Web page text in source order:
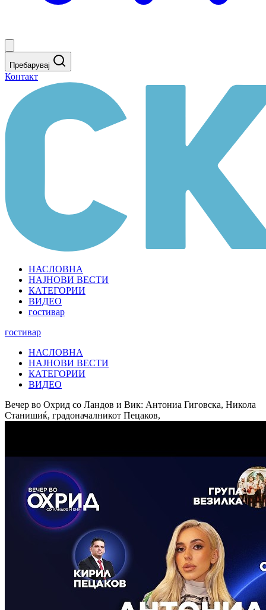
Пребарувај
Контакт
НАСЛОВНА
НАЈНОВИ ВЕСТИ
КАТЕГОРИИ
ВИДЕО
гостивар
гостивар
НАСЛОВНА
НАЈНОВИ ВЕСТИ
КАТЕГОРИИ
ВИДЕО
Вечер во Охрид со Ландов и Вик: Антониа Гиговска, Никола
Станишиќ, градоначалникот Пецаков,